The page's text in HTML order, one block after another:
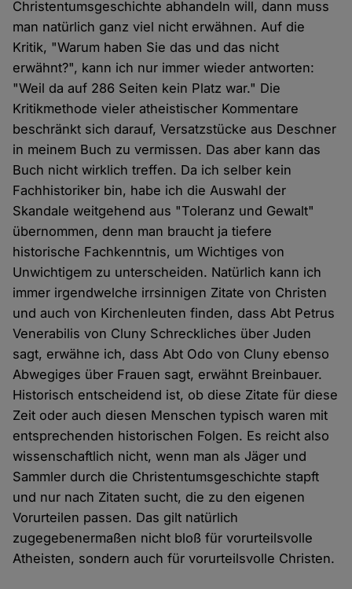
Christentumsgeschichte abhandeln will, dann muss
man natürlich ganz viel nicht erwähnen. Auf die
Kritik, "Warum haben Sie das und das nicht
erwähnt?", kann ich nur immer wieder antworten:
"Weil da auf 286 Seiten kein Platz war." Die
Kritikmethode vieler atheistischer Kommentare
beschränkt sich darauf, Versatzstücke aus Deschner
in meinem Buch zu vermissen. Das aber kann das
Buch nicht wirklich treffen. Da ich selber kein
Fachhistoriker bin, habe ich die Auswahl der
Skandale weitgehend aus "Toleranz und Gewalt"
übernommen, denn man braucht ja tiefere
historische Fachkenntnis, um Wichtiges von
Unwichtigem zu unterscheiden. Natürlich kann ich
immer irgendwelche irrsinnigen Zitate von Christen
und auch von Kirchenleuten finden, dass Abt Petrus
Venerabilis von Cluny Schreckliches über Juden
sagt, erwähne ich, dass Abt Odo von Cluny ebenso
Abwegiges über Frauen sagt, erwähnt Breinbauer.
Historisch entscheidend ist, ob diese Zitate für diese
Zeit oder auch diesen Menschen typisch waren mit
entsprechenden historischen Folgen. Es reicht also
wissenschaftlich nicht, wenn man als Jäger und
Sammler durch die Christentumsgeschichte stapft
und nur nach Zitaten sucht, die zu den eigenen
Vorurteilen passen. Das gilt natürlich
zugegebenermaßen nicht bloß für vorurteilsvolle
Atheisten, sondern auch für vorurteilsvolle Christen.